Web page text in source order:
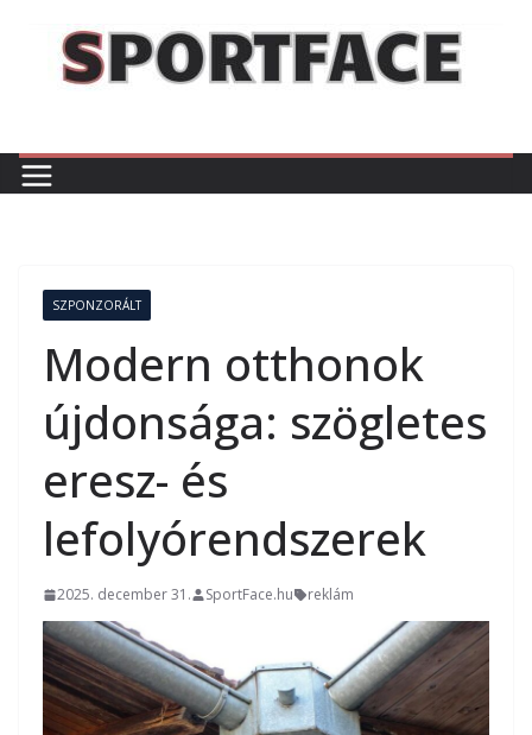
content
SZPONZORÁLT
Modern otthonok
újdonsága: szögletes
eresz- és
lefolyórendszerek
2025. december 31. SportFace.hu reklám